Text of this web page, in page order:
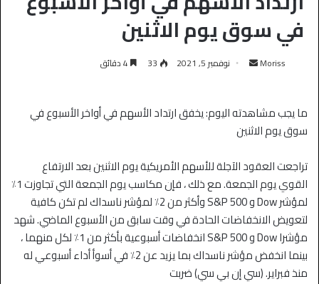
في سوق يوم الاثنين
Moriss نوفمبر 5, 2021 33
ما يجب مشاهدته اليوم: يخفق ارتداد الأسهم في أواخر الأسبوع في
سوق يوم الاثنين
تراجعت العقود الآجلة للأسهم الأمريكية يوم الاثنين بعد الارتفاع
القوي يوم الجمعة. مع ذلك ، فإن مكاسب يوم الجمعة التي تجاوزت 1٪
لمؤشر Dow و S&P 500 وأكثر من 2٪ لمؤشر ناسداك لم تكن كافية
لتعويض الانخفاضات الحادة في وقت سابق من الأسبوع الماضي. شهد
مؤشرا Dow و S&P 500 انخفاضات أسبوعية بأكثر من 1٪ لكل منهما ،
بينما انخفض مؤشر ناسداك بما يزيد عن 2٪ في أسوأ أداء أسبوعي له
منذ فبراير. (سي إن بي سي) ضربت